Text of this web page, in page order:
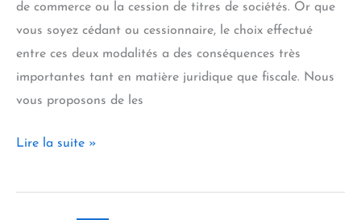
de commerce ou la cession de titres de sociétés. Or que
vous soyez cédant ou cessionnaire, le choix effectué
entre ces deux modalités a des conséquences très
importantes tant en matière juridique que fiscale. Nous
vous proposons de les
Transmission
la
Lire la suite »